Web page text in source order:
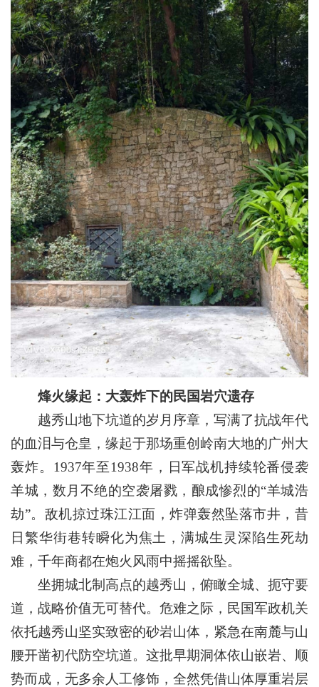
烽火缘起：大轰炸下的民国岩穴遗存
越秀山地下坑道的岁月序章，写满了抗战年代
的血泪与仓皇，缘起于那场重创岭南大地的广州大
轰炸。1937年至1938年，日军战机持续轮番侵袭
羊城，数月不绝的空袭屠戮，酿成惨烈的“羊城浩
劫”。敌机掠过珠江江面，炸弹轰然坠落市井，昔
日繁华街巷转瞬化为焦土，满城生灵深陷生死劫
难，千年商都在炮火风雨中摇摇欲坠。
坐拥城北制高点的越秀山，俯瞰全城、扼守要
道，战略价值无可替代。危难之际，民国军政机关
依托越秀山坚实致密的砂岩山体，紧急在南麓与山
腰开凿初代防空坑道。这批早期洞体依山嵌岩、顺
势而成，无多余人工修饰，全然凭借山体厚重岩层